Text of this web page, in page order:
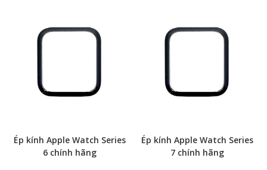
Ép kính Apple Watch Series
6 chính hãng
Ép kính Apple Watch Series
7 chính hãng